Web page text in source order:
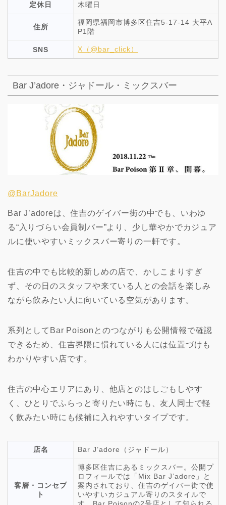
定休日 木曜日
住所
福岡県福岡市博多区住吉5-17-14 大平A
P1階
SNS X（@bar_click）
Bar J’adore・ジャドール・ミックスバー
@BarJadore
Bar J’adoreは、住吉のゲイバー街の中でも、いわゆ
る“入りづらい会員制バー”より、少し華やかでカジュア
ルに使いやすいミックスバー寄りの一軒です。
住吉の中でも比較的新しめの店で、かしこまりすぎ
ず、その日のスタッフや来ている人との会話を楽しみ
ながら飲みたい人に向いている空気があります。
系列としてBar Poisonとのつながりも公開情報で確認
できるため、住吉界隈に慣れている人には位置づけも
わかりやすい店です。
住吉の中心エリアにあり、他店とのはしごもしやす
く、ひとりでふらっと寄りたい時にも、友人同士で軽
く飲みたい時にも候補に入れやすいタイプです。
店名 Bar J’adore（ジャドール）
客層・コンセプ
ト
博多区住吉にあるミックスバー。公開プ
ロフィールでは「Mix Bar J’adore」と
案内されており、住吉のゲイバー街で使
いやすいカジュアル寄りのスタイルで
す。Bar Poisonの2号店として知られる